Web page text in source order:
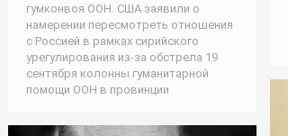
гумконвоя ООН. США заявили о
намерении пересмотреть отношения
с Россией в рамках сирийского
урегулирования из-за обстрела 19
сентября колонны гуманитарной
помощи ООН в провинции